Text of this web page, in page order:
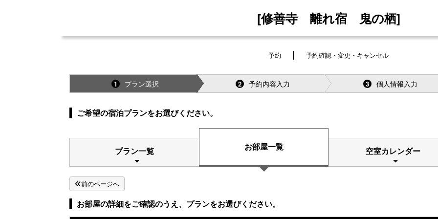
[修善寺 離れ宿 鬼の栖]
予約 予約確認・変更・キャンセル
1 プラン選択 2 予約内容入力 3 個人情報入力
ご希望の宿泊プランをお選びください。
プラン一覧 お部屋一覧 空室カレンダー
前のページへ
お部屋の詳細をご確認のうえ、プランをお選びください。